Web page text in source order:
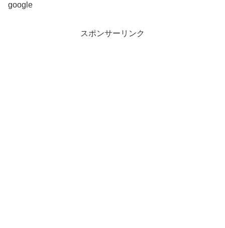
google
スポンサーリンク